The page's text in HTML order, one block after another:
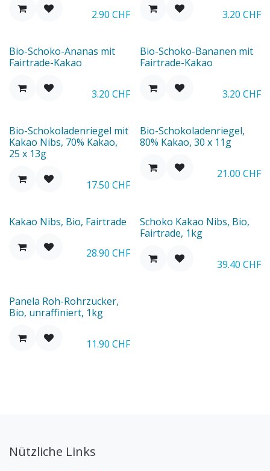
2.90 CHF 3.20 CHF
Bio-Schoko-Ananas mit
Fairtrade-Kakao
3.20 CHF
Bio-Schoko-Bananen mit
Fairtrade-Kakao
3.20 CHF
Bio-Schokoladenriegel mit
Kakao Nibs, 70% Kakao,
25 x 13g
17.50 CHF
Bio-Schokoladenriegel,
80% Kakao, 30 x 11g
21.00 CHF
Kakao Nibs, Bio, Fairtrade
28.90 CHF
Schoko Kakao Nibs, Bio,
Fairtrade, 1kg
39.40 CHF
Panela Roh-Rohrzucker,
Bio, unraffiniert, 1kg
11.90 CHF
Nützliche Links